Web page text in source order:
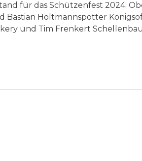
für das Schützenfest 2024:
Holtmannspötter
und Tim Frenkert